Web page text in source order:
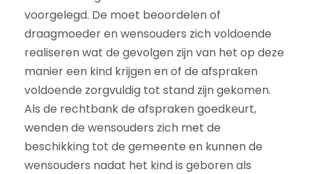
voorgelegd. De moet beoordelen of
draagmoeder en wensouders zich voldoende
realiseren wat de gevolgen zijn van het op deze
manier een kind krijgen en of de afspraken
voldoende zorgvuldig tot stand zijn gekomen.
Als de rechtbank de afspraken goedkeurt,
wenden de wensouders zich met de
beschikking tot de gemeente en kunnen de
wensouders nadat het kind is geboren als